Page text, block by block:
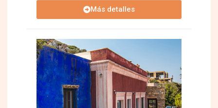
Más detalles